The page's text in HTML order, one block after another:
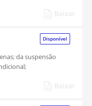
Disponível
da suspensão